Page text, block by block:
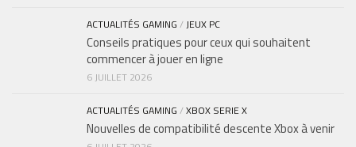
ACTUALITÉS GAMING /JEUX PC
Conseils pratiques pour ceux qui souhaitent
commencer à jouer en ligne
6 JUILLET 2026
ACTUALITÉS GAMING /XBOX SERIE X
Nouvelles de compatibilité descente Xbox à venir